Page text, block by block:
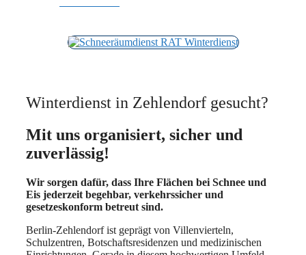
Winterdienst in Zehlendorf gesucht?
Mit uns organisiert, sicher und
zuverlässig!
Wir sorgen dafür, dass Ihre Flächen bei Schnee und
Eis jederzeit begehbar, verkehrssicher und
gesetzeskonform betreut sind.
Berlin-Zehlendorf ist geprägt von Villenvierteln,
Schulzentren, Botschaftsresidenzen und medizinischen